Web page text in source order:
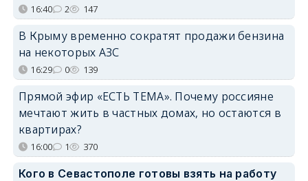
16:40 2 147
В Крыму временно сократят продажи бензина
на некоторых АЗС
16:29 0 139
Прямой эфир «ЕСТЬ ТЕМА». Почему россияне
мечтают жить в частных домах, но остаются в
квартирах?
16:00 1 370
Кого в Севастополе готовы взять на работу